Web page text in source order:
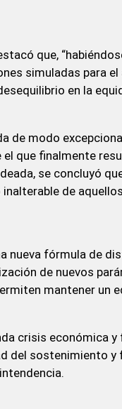
que,
simuladas para
en la
de modo
que finalmente
se concluyó
de
nueva fórmula de
de nuevos
mantener un
crisis económica
del sostenimiento